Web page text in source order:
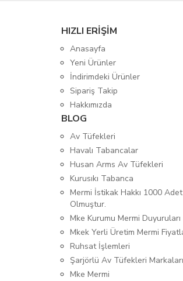
HIZLI ERİŞİM
Anasayfa
Yeni Ürünler
İndirimdeki Ürünler
Sipariş Takip
Hakkımızda
BLOG
Av Tüfekleri
Havalı Tabancalar
Husan Arms Av Tüfekleri
Kurusıkı Tabanca
Mermi İstikak Hakkı 1000 Adet
Olmuştur.
Mke Kurumu Mermi
Mkek Yerli Üretim Mermi
Ruhsat İşlemleri
Şarjörlü Av Tüfekleri Markaları
Mke Mermi